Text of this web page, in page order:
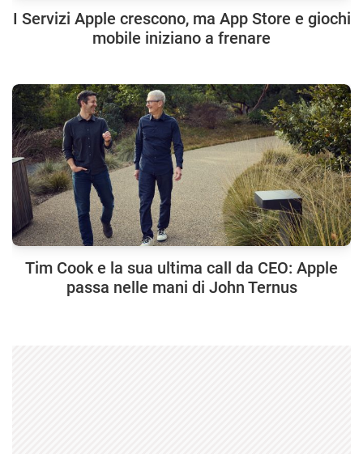
I Servizi Apple crescono, ma App Store e giochi
mobile iniziano a frenare
Tim Cook e la sua ultima call da CEO: Apple
passa nelle mani di John Ternus